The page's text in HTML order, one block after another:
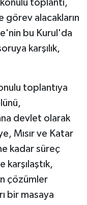
toplantı,
görev alacakların
bu Kurul'da
karşılık,
toplantıya
devlet olarak
Mısır ve Katar
kadar süreç
karşılaştık,
çözümler
bir masaya